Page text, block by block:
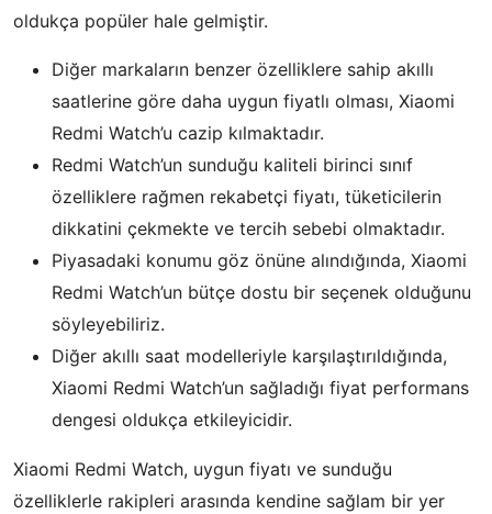
oldukça popüler hale gelmiştir.
Diğer markaların benzer özelliklere sahip akıllı
saatlerine göre daha uygun fiyatlı olması, Xiaomi
Redmi Watch’u cazip kılmaktadır.
Redmi Watch’un sunduğu kaliteli birinci sınıf
özelliklere rağmen rekabetçi fiyatı, tüketicilerin
dikkatini çekmekte ve tercih sebebi olmaktadır.
Piyasadaki konumu göz önüne alındığında, Xiaomi
Redmi Watch’un bütçe dostu bir seçenek olduğunu
söyleyebiliriz.
Diğer akıllı saat modelleriyle karşılaştırıldığında,
Xiaomi Redmi Watch’un sağladığı fiyat performans
dengesi oldukça etkileyicidir.
Xiaomi Redmi Watch, uygun fiyatı ve sunduğu
özelliklerle rakipleri arasında kendine sağlam bir yer